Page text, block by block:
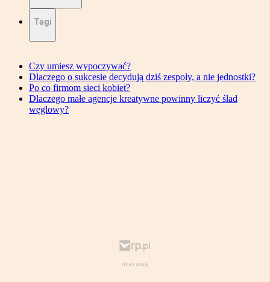
Tagi
Czy umiesz wypoczywać?
Dlaczego o sukcesie decydują dziś zespoły, a nie jednostki?
Po co firmom sieci kobiet?
Dlaczego małe agencje kreatywne powinny liczyć ślad
węglowy?